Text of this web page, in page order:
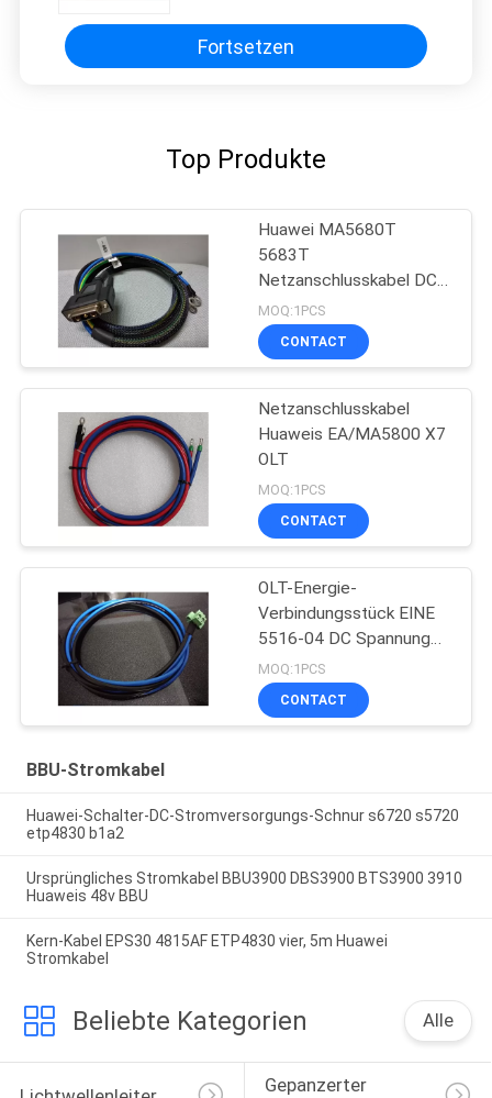
Fortsetzen
Top Produkte
Huawei MA5680T
5683T
Netzanschlusskabel DCs
Huawei OLT-48V
MOQ:1PCS
CONTACT
Netzanschlusskabel
Huaweis EA/MA5800 X7
OLT
MOQ:1PCS
CONTACT
OLT-Energie-
Verbindungsstück EINE
5516-04 DC Spannung
Schnur 48V
MOQ:1PCS
CONTACT
BBU-Stromkabel
Huawei-Schalter-DC-Stromversorgungs-Schnur s6720 s5720
etp4830 b1a2
Ursprüngliches Stromkabel BBU3900 DBS3900 BTS3900 3910
Huaweis 48v BBU
Kern-Kabel EPS30 4815AF ETP4830 vier, 5m Huawei
Stromkabel
Beliebte Kategorien Alle
Gepanzerter